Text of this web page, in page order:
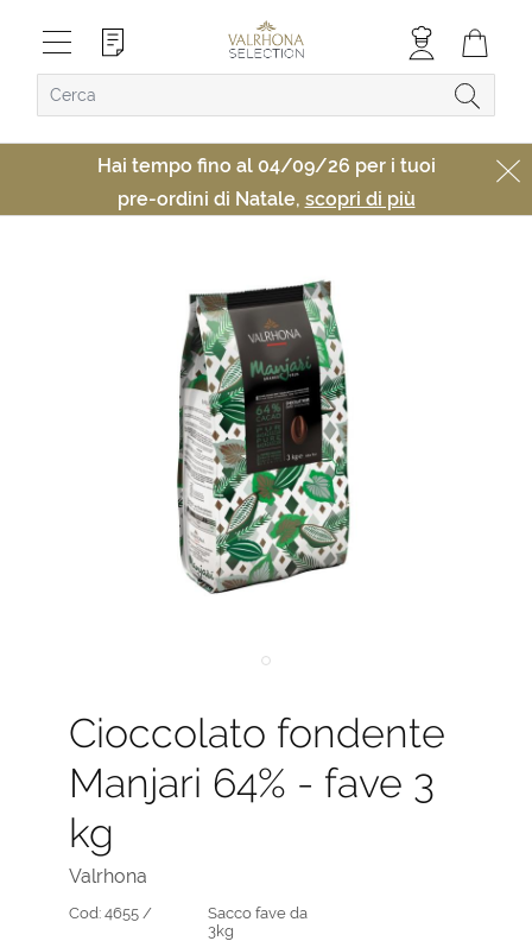
Hai tempo fino al 04/09/26 per i tuoi
pre-ordini di Natale, scopri di più
Cioccolato fondente
Manjari 64% - fave 3
kg
Valrhona
Cod: 4655 /
Sacco fave da
3kg